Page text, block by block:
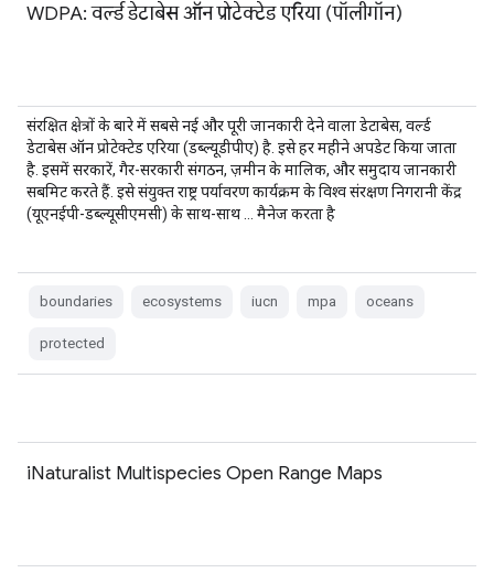
WDPA: वर्ल्ड डेटाबेस ऑन प्रोटेक्टेड एरिया (पॉलीगॉन)
संरक्षित क्षेत्रों के बारे में सबसे नई और पूरी जानकारी देने वाला डेटाबेस, वर्ल्ड
डेटाबेस ऑन प्रोटेक्टेड एरिया (डब्ल्यूडीपीए) है. इसे हर महीने अपडेट किया जाता
है. इसमें सरकारें, गैर-सरकारी संगठन, ज़मीन के मालिक, और समुदाय जानकारी
सबमिट करते हैं. इसे संयुक्त राष्ट्र पर्यावरण कार्यक्रम के विश्व संरक्षण निगरानी केंद्र
(यूएनईपी-डब्ल्यूसीएमसी) के साथ-साथ … मैनेज करता है
boundaries ecosystems iucn mpa oceans
protected
iNaturalist Multispecies Open Range Maps